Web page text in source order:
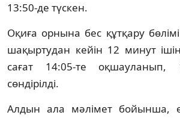
13:50-де түскен.
Оқиға орнына бес құтқару
шақыртудан кейін 12 минут
сағат 14:05-те оқшауланып,
сөндірілді.
Алдын ала мәлімет бойынша,